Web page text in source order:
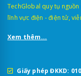
TechGlobal quy tụ
lĩnh vực điện - điện tử,
Xem thêm...
Giấy phép ĐKKD: